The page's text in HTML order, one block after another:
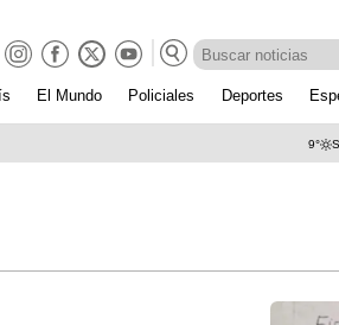
El Mundo Policiales Deportes
9°